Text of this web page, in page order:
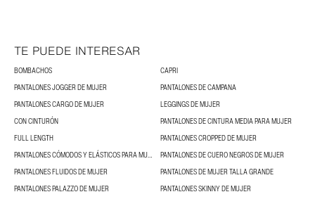
TE PUEDE INTERESAR
BOMBACHOS
CAPRI
PANTALONES JOGGER DE MUJER
PANTALONES DE CAMPANA
PANTALONES CARGO DE MUJER
LEGGINGS DE MUJER
CON CINTURÓN
PANTALONES DE CINTURA MEDIA PARA MUJER
FULL LENGTH
PANTALONES CROPPED DE MUJER
PANTALONES CÓMODOS Y ELÁSTICOS PARA MUJER
PANTALONES DE CUERO NEGROS DE MUJER
PANTALONES FLUIDOS DE MUJER
PANTALONES DE MUJER TALLA GRANDE
PANTALONES PALAZZO DE MUJER
PANTALONES SKINNY DE MUJER